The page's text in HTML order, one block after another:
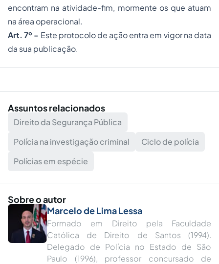
encontram na atividade-fim, mormente os que atuam
na área operacional.
Art. 7º - Este protocolo de ação entra em vigor na data
da sua publicação.
Assuntos relacionados
Direito da Segurança Pública
Polícia na investigação criminal
Ciclo de polícia
Polícias em espécie
Sobre o autor
Marcelo de Lima Lessa
Formado em Direito pela Faculdade
Católica de Direito de Santos (1994).
Delegado de Polícia no Estado de São
Paulo (1996), professor concursado de